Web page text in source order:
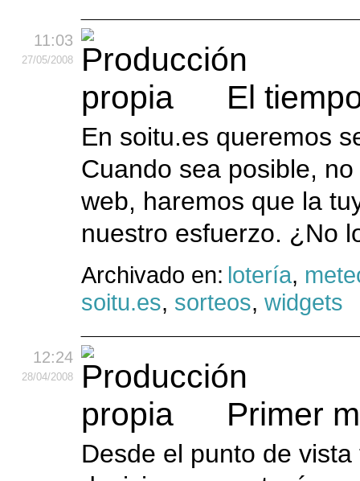
11:03
27/05/2008
El
En soitu.es queremos
Cuando sea posible,
web, haremos que la
nuestro esfuerzo. ¿No
Archivado en: lotería,
soitu.es, sorteos, widgets
12:24
28/04/2008
Primer
Desde el punto de